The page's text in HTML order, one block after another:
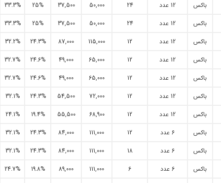
باکس
12 عدد 24
50,000
37,500
25%
33.3%
باکس
12 عدد 24
50,000
37,500
25%
33.3%
باکس
12 عدد 12
115,000
87,000
24.3%
32.2%
باکس
12 عدد 12
65,000
49,000
24.6%
32.7%
باکس
12 عدد 12
65,000
49,000
24.6%
32.7%
باکس
12 عدد 12
72,000
54,500
24.3%
32.1%
باکس
12 عدد 12
68,900
55,500
19.4%
24.1%
باکس
6 عدد 12
111,000
84,000
24.3%
32.1%
باکس
6 عدد 18
111,000
84,000
24.3%
32.1%
باکس
6 عدد 6
111,000
89,000
19.8%
24.7%